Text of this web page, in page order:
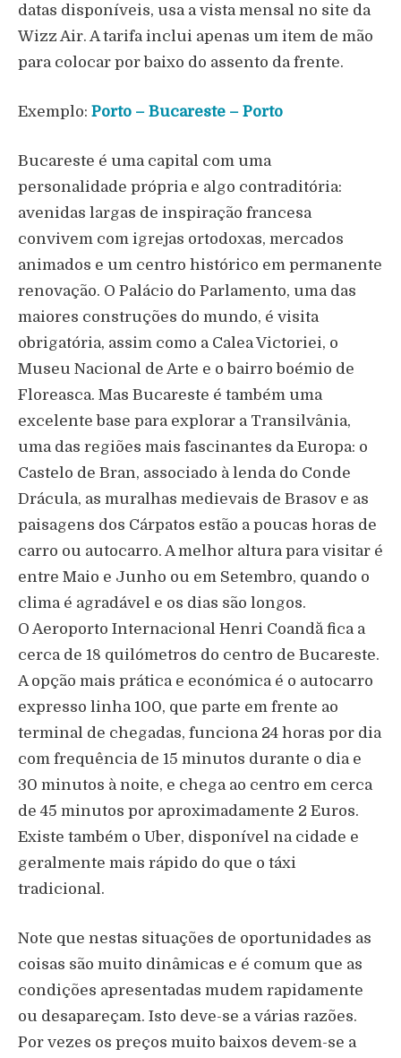
datas disponíveis, usa a vista mensal no site da
Wizz Air. A tarifa inclui apenas um item de mão
para colocar por baixo do assento da frente.
Exemplo: Porto – Bucareste – Porto
Bucareste é uma capital com uma
personalidade própria e algo contraditória:
avenidas largas de inspiração francesa
convivem com igrejas ortodoxas, mercados
animados e um centro histórico em permanente
renovação. O Palácio do Parlamento, uma das
maiores construções do mundo, é visita
obrigatória, assim como a Calea Victoriei, o
Museu Nacional de Arte e o bairro boémio de
Floreasca. Mas Bucareste é também uma
excelente base para explorar a Transilvânia,
uma das regiões mais fascinantes da Europa: o
Castelo de Bran, associado à lenda do Conde
Drácula, as muralhas medievais de Brasov e as
paisagens dos Cárpatos estão a poucas horas de
carro ou autocarro. A melhor altura para visitar é
entre Maio e Junho ou em Setembro, quando o
clima é agradável e os dias são longos.
O Aeroporto Internacional Henri Coandă fica a
cerca de 18 quilómetros do centro de Bucareste.
A opção mais prática e económica é o autocarro
expresso linha 100, que parte em frente ao
terminal de chegadas, funciona 24 horas por dia
com frequência de 15 minutos durante o dia e
30 minutos à noite, e chega ao centro em cerca
de 45 minutos por aproximadamente 2 Euros.
Existe também o Uber, disponível na cidade e
geralmente mais rápido do que o táxi
tradicional.
Note que nestas situações de oportunidades as
coisas são muito dinâmicas e é comum que as
condições apresentadas mudem rapidamente
ou desapareçam. Isto deve-se a várias razões.
Por vezes os preços muito baixos devem-se a